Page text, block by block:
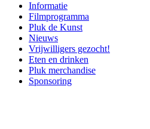
Informatie
Filmprogramma
Pluk de Kunst
Nieuws
Vrijwilligers gezocht!
Eten en drinken
Pluk merchandise
Sponsoring